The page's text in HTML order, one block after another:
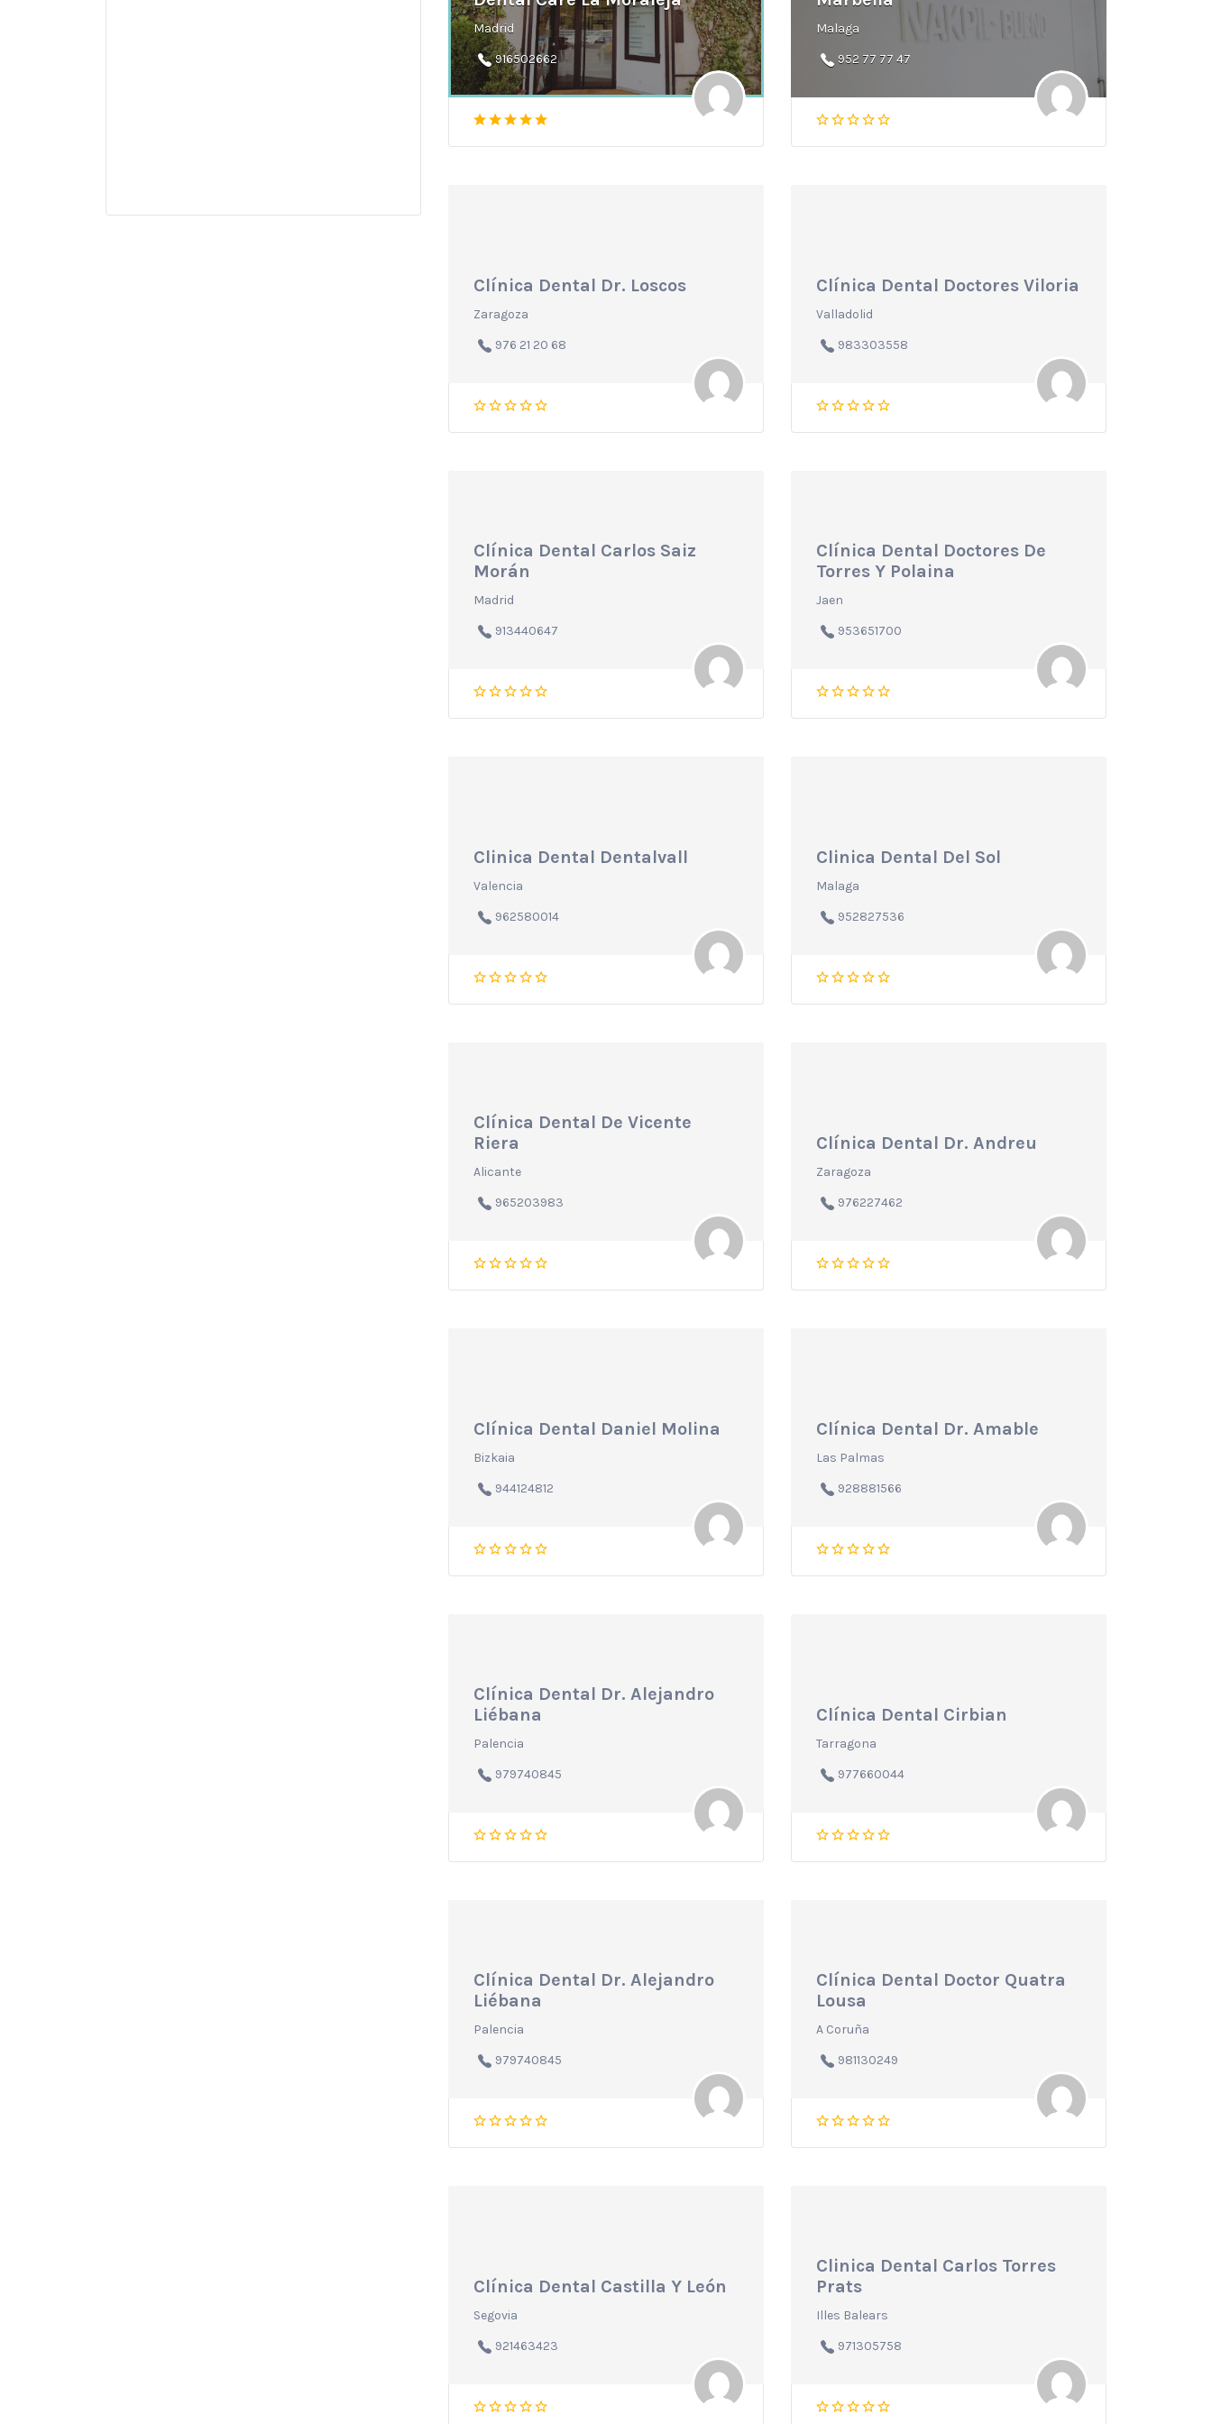
Madrid
916502662
Malaga
952 77 77 47
Clínica Dental Dr. Loscos
Zaragoza
976 21 20 68
Clínica Dental Doctores Viloria
Valladolid
983303558
Clínica Dental Carlos Saiz
Morán
Madrid
913440647
Clínica Dental Doctores De
Torres Y Polaina
Jaen
953651700
Clinica Dental Dentalvall
Valencia
962580014
Clinica Dental Del Sol
Malaga
952827536
Clínica Dental De Vicente
Riera
Alicante
965203983
Clínica Dental Dr. Andreu
Zaragoza
976227462
Clínica Dental Daniel Molina
Bizkaia
944124812
Clínica Dental Dr. Amable
Las Palmas
928881566
Clínica Dental Dr. Alejandro
Liébana
Palencia
979740845
Clínica Dental Cirbian
Tarragona
977660044
Clínica Dental Dr. Alejandro
Liébana
Palencia
979740845
Clínica Dental Doctor Quatra
Lousa
A Coruña
981130249
Clínica Dental Castilla Y León
Segovia
921463423
Clinica Dental Carlos Torres
Prats
Illes Balears
971305758